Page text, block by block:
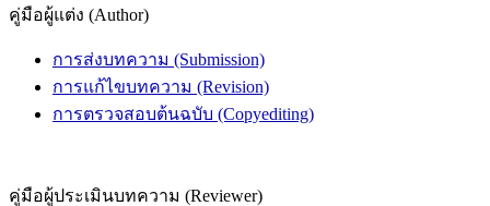
คู่มือผู้แต่ง (Author)
การส่งบทความ (Submission)
การแก้ไขบทความ (Revision)
การตรวจสอบต้นฉบับ (Copyediting)
คู่มือผู้ประเมินบทความ (Reviewer)